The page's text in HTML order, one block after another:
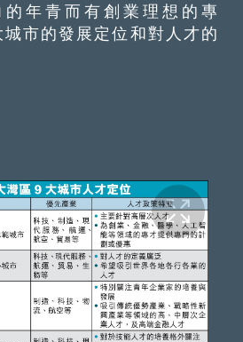
年青而有創業理想的專
市的發展定位和對人才的